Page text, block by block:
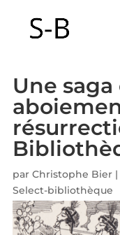
Une
par Christophe Bier|
Select-bibliothèque